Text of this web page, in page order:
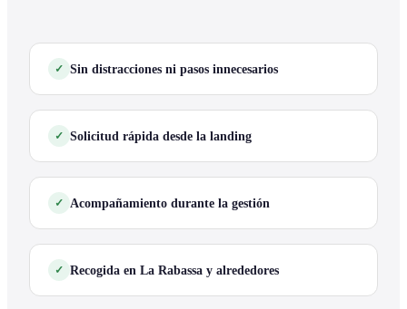
Sin distracciones ni pasos innecesarios
Solicitud rápida desde la landing
Acompañamiento durante la gestión
Recogida en La Rabassa y alrededores